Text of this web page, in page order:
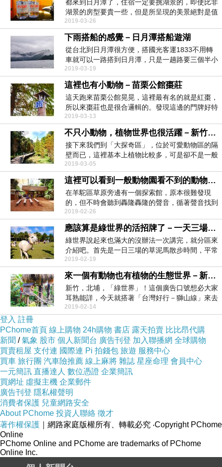
都來到日月潭了，住宿一定要挑湖景的，即使比非
湖景的房型要貴一些，但是所呈現的美景絕對是值
回票價。就來...
2019-03-26
下雨搭船的感覺－日月潭搭船遊湖
從台北到日月潭很方便，搭國光客運1833不用轉
車就可以一路搭到日月潭，只是一趟路要三個半小
時到四小時...
2019-03-19
這裡也有小動物－苗栗公館棗莊
這天跑來苗栗公館晃晃，這裡最有名的就是紅棗，
所以來棗莊也是很合邏輯的。發現這邊的門牌好特
別，都沒寫路...
2019-03-13
不只小動物，植物世界也很活躍－新竹北埔綠世界沙漠植物、熱帶雨林、落羽松
接下來我們到「大探奇區」，位於可愛動物區的隔
壁而已，這裡基本上植物比較多，可是卻不是一般
的植物那麼普...
2019-03-05
這裡可以看到一般動物園看不到的動物－綠世界生物多樣性探索區＋蝴蝶園＋鳥園
在羊駝區草原旁邊有一個探索館，原本很難發現
的，但不時會聽到轟隆轟隆的聲音，循著聲音找到
了這間「生物多...
2019-02-26
應該算是綠世界的活招牌了－一天三場羊駝散步時間＋可愛動物區
綠世界說起來也滿大的沒辦法一次講完，就分區來
介紹吧。首先是一日三場的草泥馬散步時間，平常
都待在羊圈的...
2019-02-19
來一個有動物也有植物的生態世界－新竹北埔綠世界
新竹，北埔，「綠世界」！這個廣告口號想必大家
耳熟能詳，今天就搭著「台灣好行－獅山線」來去
玩個一天。交...
2019-02-14
登入 註冊
PChome首頁 線上購物 24h購物 書店 露天拍賣 比比昂代購
新聞 /氣象 股市 個人新聞台 廣告刊登 加入聯播網 全球購物
買賣租屋 支付連 國際連 Pi 拍錢包 旅遊 服務中心
買車 旅行團 汽車險推薦 線上麻將 雜誌 星座命理 會員中心
一元簡訊 直播達人 數位憑證 企業簡訊
買網址 虛擬主機 企業郵件
廣告刊登 隱私權聲明
消費者保護 兒童網路安全
About PChome 投資人聯絡 徵才
著作權保護 ｜網路家庭版權所有、轉載必究 ‧Copyright PChome
Online
PChome Online and PChome are trademarks of PChome
Online Inc.